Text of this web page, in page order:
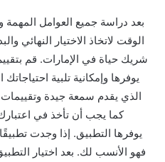
بعد دراسة جميع العوامل المهمة
الوقت لاتخاذ الاختيار النهائي
شريك حياة في الإمارات. قم
يوفرها وإمكانية تلبية
الذي يقدم سمعة جيدة وتقييمات
كما يجب أن تأخذ في
يوفرها التطبيق. إذا وجدت
فهو الأنسب لك. بعد اختيار